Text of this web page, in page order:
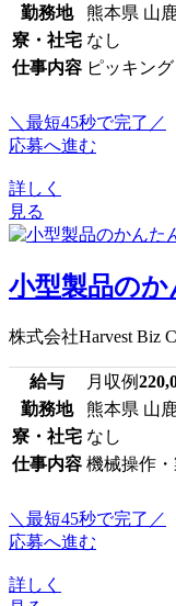
勤務地
熊本県 山
寮・社宅 なし
仕事内容 ピッキン
＼最短45秒で完了／
応募へ進む
詳しく
見る
小型製品の
株式会社Harvest Biz
給与 月収例
勤務地
熊本県 山
寮・社宅 なし
仕事内容 機械操作
＼最短45秒で完了／
応募へ進む
詳しく